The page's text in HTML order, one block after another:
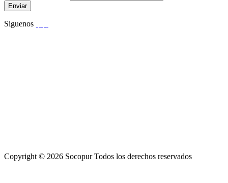
Enviar
Siguenos
Copyright © 2026 Socopur Todos los derechos reservados